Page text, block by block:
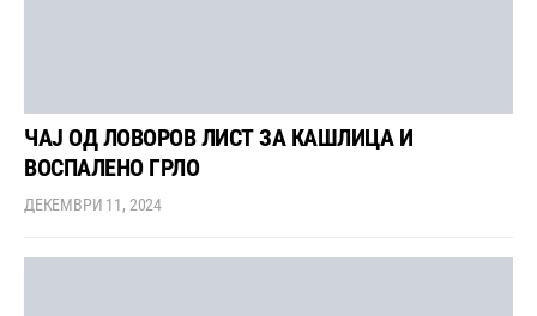
ЧАЈ ОД ЛОВОРОВ ЛИСТ ЗА КАШЛИЦА И
ВОСПАЛЕНО ГРЛО
ДЕКЕМВРИ 11, 2024